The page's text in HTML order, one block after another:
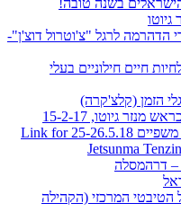
הדהרמה לרגל "צ'וטרול דוצ'ן"-
חיים חילוניים בעלי
הזמן (קלצ'קרה)
גיוטו, 15-2-17
ג'טסונמה טנזין פאלמו-שידור ישיר משפיים 25-26.5.18 Link for
Jetsunma
– דרהמסלה
הטיבטי המרכזי (הקהילה